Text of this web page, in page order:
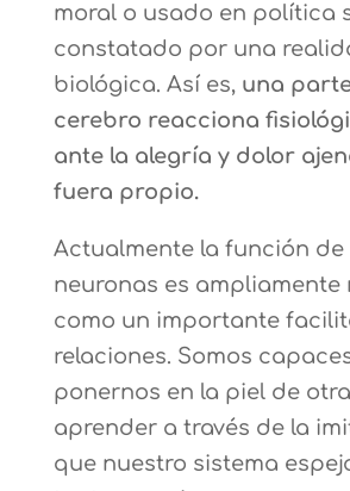
moral o usado en política
constatado por una
biológica. Así es, una
cerebro reacciona
ante la alegría y dolor
fuera propio.
Actualmente la función de
neuronas es ampliamente
como un importante
relaciones. Somos
ponernos en la piel de
aprender a través de la
que nuestro sistema